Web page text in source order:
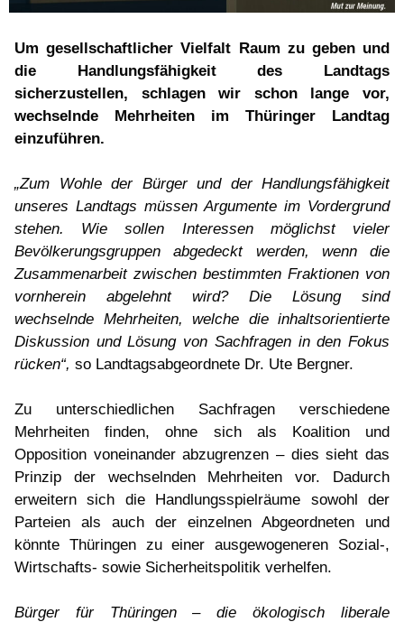
Um gesellschaftlicher Vielfalt Raum zu geben und
die Handlungsfähigkeit des Landtags
sicherzustellen, schlagen wir schon lange vor,
wechselnde Mehrheiten im Thüringer Landtag
einzuführen.
„Zum Wohle der Bürger und der Handlungsfähigkeit
unseres Landtags müssen Argumente im Vordergrund
stehen. Wie sollen Interessen möglichst vieler
Bevölkerungsgruppen abgedeckt werden, wenn die
Zusammenarbeit zwischen bestimmten Fraktionen von
vornherein abgelehnt wird? Die Lösung sind
wechselnde Mehrheiten, welche die inhaltsorientierte
Diskussion und Lösung von Sachfragen in den Fokus
rücken“, so Landtagsabgeordnete Dr. Ute Bergner.
Zu unterschiedlichen Sachfragen verschiedene
Mehrheiten finden, ohne sich als Koalition und
Opposition voneinander abzugrenzen – dies sieht das
Prinzip der wechselnden Mehrheiten vor. Dadurch
erweitern sich die Handlungsspielräume sowohl der
Parteien als auch der einzelnen Abgeordneten und
könnte Thüringen zu einer ausgewogeneren Sozial-,
Wirtschafts- sowie Sicherheitspolitik verhelfen.
Bürger für Thüringen – die ökologisch liberale